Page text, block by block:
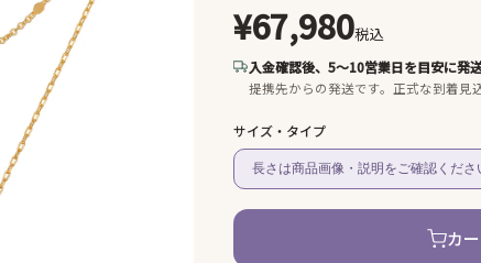
¥67,980税込
入金確認後、5〜10営業日を目安に発
提携先からの発送です。 正式な到着見
サイズ・タイプ
長さは商品画像・説明をご確認くださ
カ